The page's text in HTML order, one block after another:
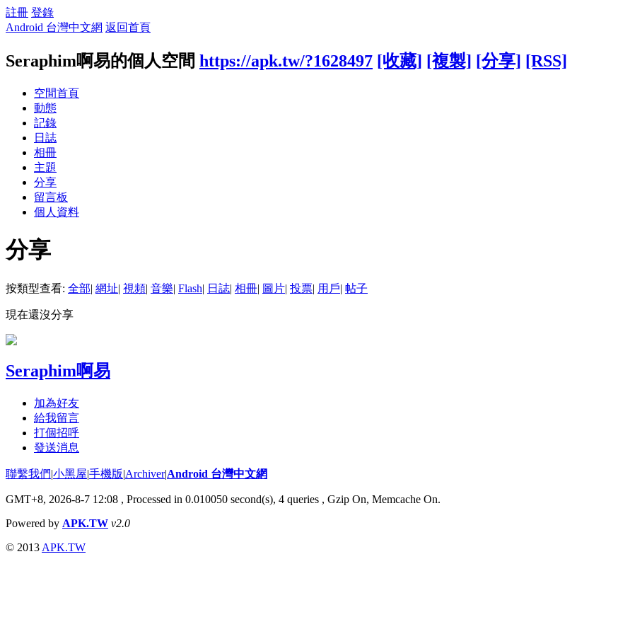
註冊 登錄
Android 台灣中文網 返回首頁
Seraphim啊易的個人空間 https://apk.tw/?1628497 [收藏] [複製] [分享] [RSS]
空間首頁
動態
記錄
日誌
相冊
主題
分享
留言板
個人資料
分享
按類型查看: 全部| 網址| 視頻| 音樂| Flash| 日誌| 相冊| 圖片| 投票| 用戶| 帖子
現在還沒分享
Seraphim啊易
加為好友
給我留言
打個招呼
發送消息
聯繫我們|小黑屋|手機版|Archiver|Android 台灣中文網
GMT+8, 2026-8-7 12:08 , Processed in 0.010050 second(s), 4 queries , Gzip On, Memcache On.
Powered by APK.TW v2.0
© 2013 APK.TW